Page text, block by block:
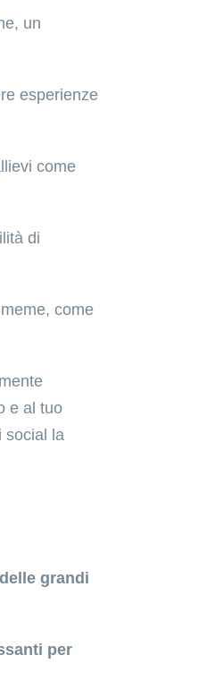
un
esperienze
come
di
come
e al tuo
social la
grandi
per